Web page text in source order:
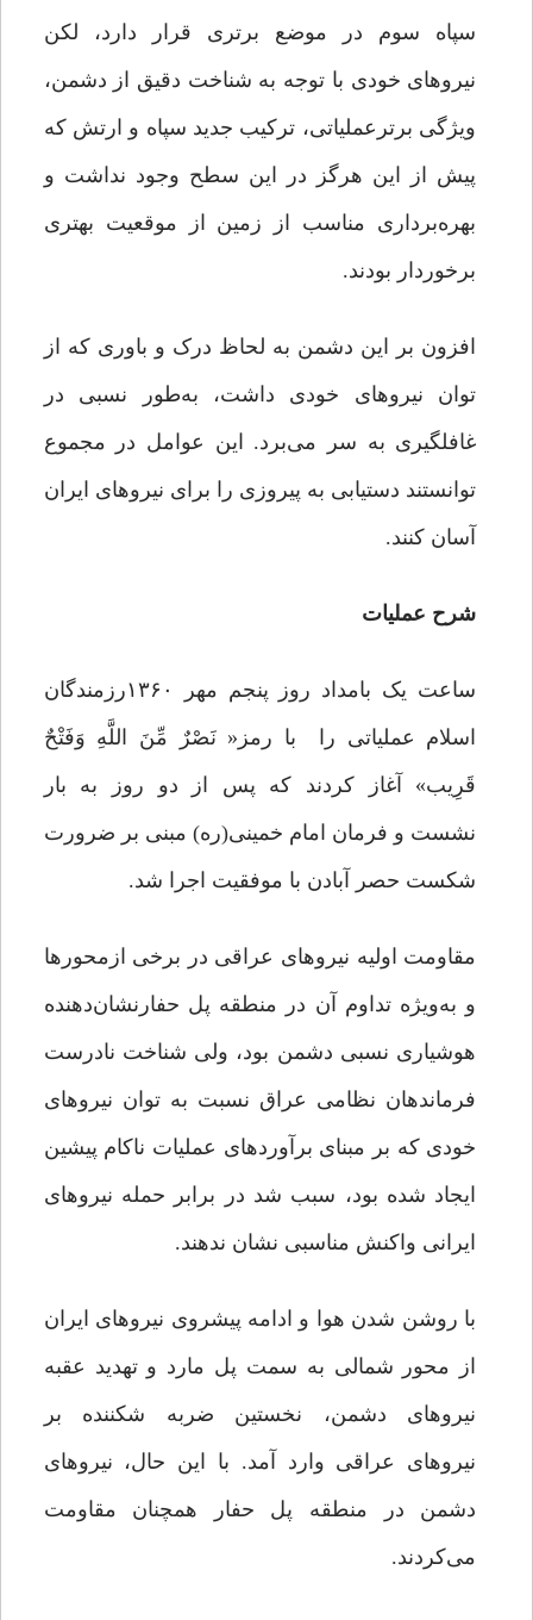
سپاه سوم در موضع برتری قرار دارد، لکن
نیروهای خودی با توجه به شناخت دقیق از دشمن،
ویژگی برترعملیاتی، ترکیب جدید سپاه و ارتش که
پیش ‌از این هرگز در این سطح وجود نداشت و
بهره‌برداری مناسب از زمین از موقعیت بهتری
برخوردار بودند.
افزون بر این دشمن به لحاظ درک و باوری که از
توان نیروهای خودی داشت، به‌طور نسبی در
غافلگیری به ‌سر می‌برد. این عوامل در مجموع
‌توانستند دستیابی به پیروزی را برای نیروهای ایران
آسان کنند.
شرح عملیات
ساعت یک بامداد روز پنجم مهر ۱۳۶۰رزمندگان
اسلام عملیاتی را با رمز« نَصْرٌ مِّنَ اللَّهِ وَفَتْحٌ
قَرِیب» آغاز کردند که پس از دو روز به بار
نشست و فرمان امام خمینی(ره) مبنی بر ضرورت
شکست حصر آبادن با موفقیت اجرا شد.
مقاومت اولیه نیروهای عراقی در برخی ازمحورها
و به‌ویژه تداوم آن در منطقه پل حفارنشان‌دهنده
هوشیاری نسبی دشمن بود، ولی شناخت نادرست
فرماندهان نظامی عراق نسبت به توان نیروهای
خودی که بر مبنای برآوردهای عملیات ناکام پیشین
ایجاد شده بود، سبب شد در برابر حمله نیروهای
ایرانی واکنش مناسبی نشان ندهند.
با روشن شدن هوا و ادامه پیشروی نیروهای ایران
از محور شمالی به سمت پل مارد و تهدید عقبه
نیروهای دشمن، نخستین ضربه شکننده بر
نیروهای عراقی وارد آمد. با این حال، نیروهای
دشمن در منطقه پل حفار همچنان مقاومت
می‌کردند.